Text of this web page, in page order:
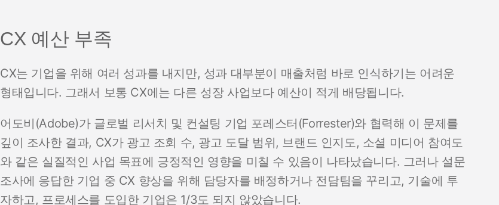
CX 예산 부족
CX는 기업을 위해 여러 성과를 내지만, 성과 대부분이 매출처럼 바로 인식하기는 어려운
형태입니다. 그래서 보통 CX에는 다른 성장 사업보다 예산이 적게 배당됩니다.
어도비(Adobe)가 글로벌 리서치 및 컨설팅 기업 포레스터(Forrester)와 협력해 이 문제를
깊이 조사한 결과, CX가 광고 조회 수, 광고 도달 범위, 브랜드 인지도, 소셜 미디어 참여도
와 같은 실질적인 사업 목표에 긍정적인 영향을 미칠 수 있음이 나타났습니다. 그러나 설문
조사에 응답한 기업 중 CX 향상을 위해 담당자를 배정하거나 전담팀을 꾸리고, 기술에 투
자하고, 프로세스를 도입한 기업은 1/3도 되지 않았습니다.